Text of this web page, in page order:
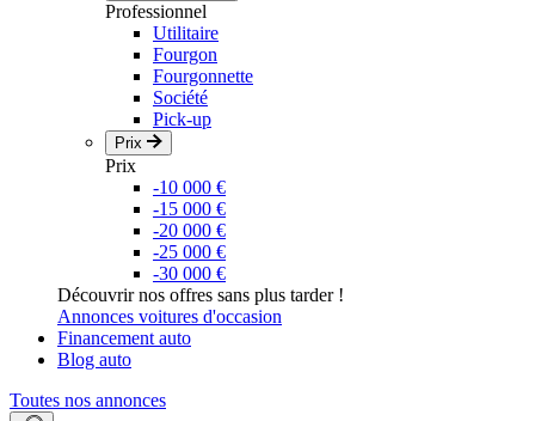
Professionnel
Utilitaire
Fourgon
Fourgonnette
Société
Pick-up
Prix
Prix
-10 000 €
-15 000 €
-20 000 €
-25 000 €
-30 000 €
Découvrir nos offres sans plus tarder !
Annonces voitures d'occasion
Financement auto
Blog auto
Toutes nos annonces